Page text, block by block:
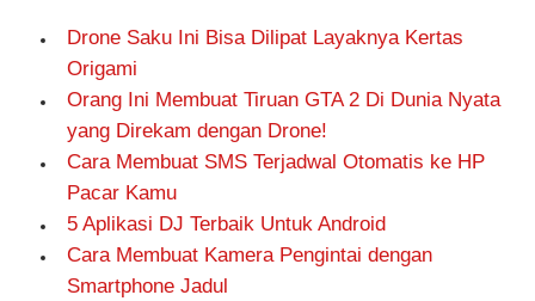
Drone Saku Ini Bisa Dilipat Layaknya Kertas
Origami
Orang Ini Membuat Tiruan GTA 2 Di Dunia Nyata
yang Direkam dengan Drone!
Cara Membuat SMS Terjadwal Otomatis ke HP
Pacar Kamu
5 Aplikasi DJ Terbaik Untuk Android
Cara Membuat Kamera Pengintai dengan
Smartphone Jadul